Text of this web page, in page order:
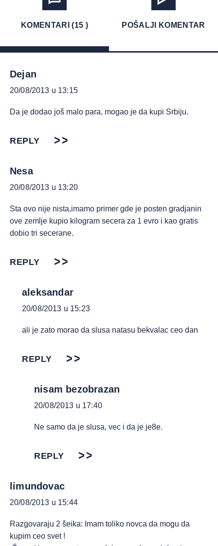
KOMENTARI (15 ) POŠALJI KOMENTAR
Dejan
20/08/2013 u 13:15
Da je dodao još malo para, mogao je da kupi Srbiju.
REPLY
Nesa
20/08/2013 u 13:20
Sta ovo nije nista,imamo primer gde je posten gradjanin
ove zemlje kupio kilogram secera za 1 evro i kao gratis
dobio tri secerane.
REPLY
aleksandar
20/08/2013 u 15:23
ali je zato morao da slusa natasu bekvalac ceo dan
REPLY
nisam bezobrazan
20/08/2013 u 17:40
Ne samo da je slusa, vec i da je je8e.
REPLY
limundovac
20/08/2013 u 15:44
Razgovaraju 2 šeika: Imam toliko novca da mogu da
kupim ceo svet !